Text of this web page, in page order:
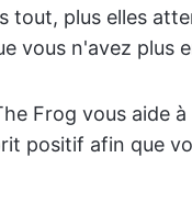
tout, plus elles
vous n'avez plus
Frog vous aide
positif afin que